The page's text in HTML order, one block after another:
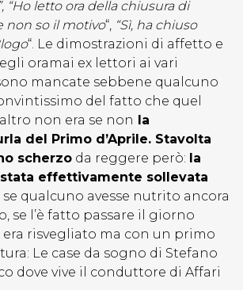
“Ho letto ora della chiusura di
non so il motivo“, “Sì, ha chiuso
“. Le dimostrazioni di affetto e
oramai ex lettori ai vari
mancate sebbene qualcuno
del fatto che quel
non era se non la
del Primo d’Aprile. Stavolta
scherzo da reggere però: la
effettivamente sollevata
se qualcuno avesse nutrito ancora
se l’è fatto passare il giorno
era risvegliato ma con un primo
Le case da sogno di Stefano
dove vive il conduttore di Affari